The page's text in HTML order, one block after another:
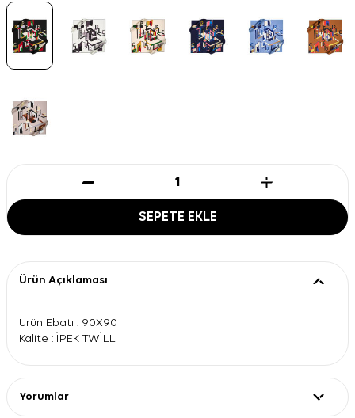
SEPETE EKLE
Ürün Açıklaması
Ürün Ebatı : 90X90
Kalite : İPEK TWİLL
Yorumlar